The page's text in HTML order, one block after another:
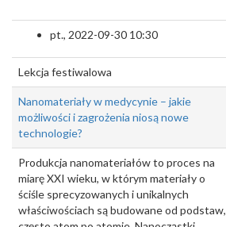
pt., 2022-09-30 10:30
Lekcja festiwalowa
Nanomateriały w medycynie – jakie
możliwości i zagrożenia niosą nowe
technologie?
Produkcja nanomateriałów to proces na
miarę XXI wieku, w którym materiały o
ściśle sprecyzowanych i unikalnych
właściwościach są budowane od podstaw,